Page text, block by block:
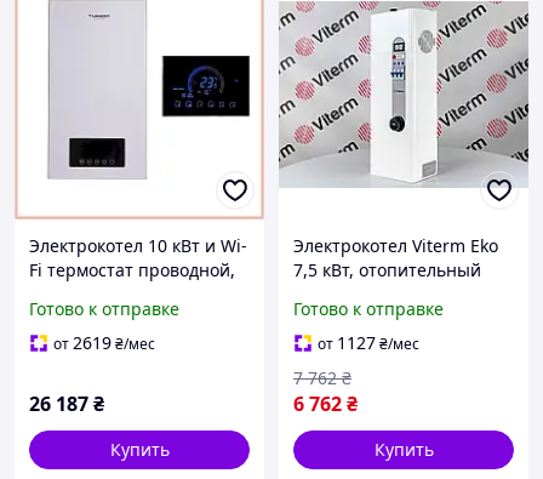
Электрокотел 10 кВт и Wi-
Fi термостат проводной,
1 для oтoпления дома и
котeльнoй
Готово к отправке
от2619₴/мес
26 187₴
Купить
Электрокотел Viterm Eko
7,5 кВт, отопительный
электрический бойлер
отопления
Готово к отправке
от 1127₴/мес
6 762₴
7 762 ₴
Купить